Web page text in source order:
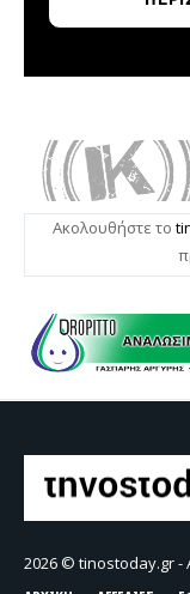
2026 © tinostoday.gr -